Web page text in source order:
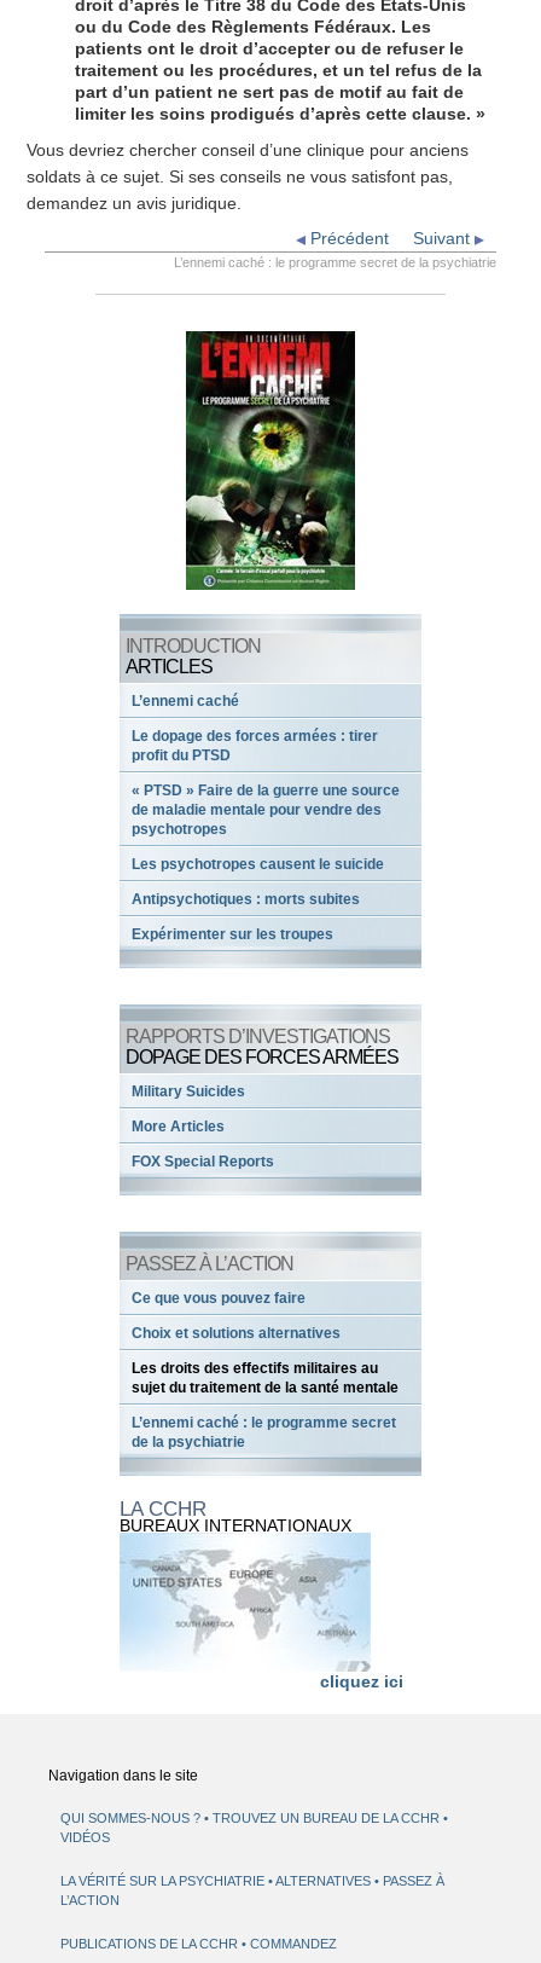
droit d’après le Titre 38 du Code des États-Unis
ou du Code des Règlements Fédéraux. Les
patients ont le droit d’accepter ou de refuser le
traitement ou les procédures, et un tel refus de la
part d’un patient ne sert pas de motif au fait de
limiter les soins prodigués d’après cette clause. »
Vous devriez chercher conseil d’une clinique pour anciens
soldats à ce sujet. Si ses conseils ne vous satisfont pas,
demandez un avis juridique.
Suivant
Précédent
L’ennemi caché : le programme secret de la psychiatrie
INTRODUCTION
ARTICLES
L’ennemi caché
Le dopage des forces armées : tirer
profit du PTSD
« PTSD » Faire de la guerre une source
de maladie mentale pour vendre des
psychotropes
Les psychotropes causent le suicide
Antipsychotiques : morts subites
Expérimenter sur les troupes
RAPPORTS D’INVESTIGATIONS
DOPAGE DES FORCES ARMÉES
Military Suicides
More Articles
FOX Special Reports
PASSEZ À L’ACTION
Ce que vous pouvez faire
Choix et solutions alternatives
Les droits des effectifs militaires au
sujet du traitement de la santé mentale
L’ennemi caché : le programme secret
de la psychiatrie
LA CCHR
BUREAUX INTERNATIONAUX
cliquez ici
Navigation dans le site
QUI SOMMES-NOUS ?
TROUVEZ UN BUREAU DE LA CCHR
VIDÉOS
LA VÉRITÉ SUR LA PSYCHIATRIE ALTERNATIVES
PASSEZ À
L’ACTION
PUBLICATIONS DE LA CCHR COMMANDEZ